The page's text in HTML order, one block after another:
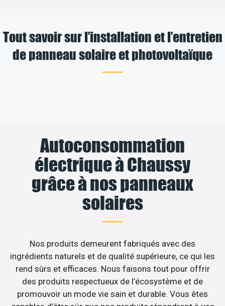
Tout savoir sur l’installation et l’entretien
de panneau solaire et photovoltaïque
Autoconsommation
électrique à Chaussy
grâce à nos panneaux
solaires
Nos produits demeurent fabriqués avec des
ingrédients naturels et de qualité supérieure, ce qui les
rend sûrs et efficaces. Nous faisons tout pour offrir
des produits respectueux de l’écosystème et de
promouvoir un mode vie sain et durable. Vous êtes